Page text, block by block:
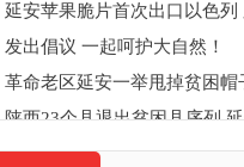
延安苹果脆片首次出口以色列
发出倡议 一起呵护大自然！
革命老区延安一举甩掉贫困帽
陕西23个县退出贫困县序列